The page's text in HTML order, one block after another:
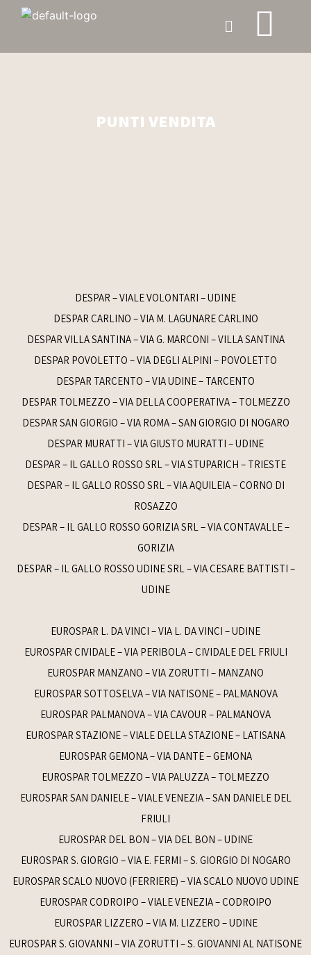
PUNTI VENDITA
DESPAR – VIALE VOLONTARI – UDINE
DESPAR CARLINO – VIA M. LAGUNARE CARLINO
DESPAR VILLA SANTINA – VIA G. MARCONI – VILLA SANTINA
DESPAR POVOLETTO – VIA DEGLI ALPINI – POVOLETTO
DESPAR TARCENTO – VIA UDINE – TARCENTO
DESPAR TOLMEZZO – VIA DELLA COOPERATIVA – TOLMEZZO
DESPAR SAN GIORGIO – VIA ROMA – SAN GIORGIO DI NOGARO
DESPAR MURATTI – VIA GIUSTO MURATTI – UDINE
DESPAR – IL GALLO ROSSO SRL – VIA STUPARICH – TRIESTE
DESPAR – IL GALLO ROSSO SRL – VIA AQUILEIA – CORNO DI
ROSAZZO
DESPAR – IL GALLO ROSSO GORIZIA SRL – VIA CONTAVALLE –
GORIZIA
DESPAR – IL GALLO ROSSO UDINE SRL – VIA CESARE BATTISTI –
UDINE
EUROSPAR L. DA VINCI – VIA L. DA VINCI – UDINE
EUROSPAR CIVIDALE – VIA PERIBOLA – CIVIDALE DEL FRIULI
EUROSPAR MANZANO – VIA ZORUTTI – MANZANO
EUROSPAR SOTTOSELVA – VIA NATISONE – PALMANOVA
EUROSPAR PALMANOVA – VIA CAVOUR – PALMANOVA
EUROSPAR STAZIONE – VIALE DELLA STAZIONE – LATISANA
EUROSPAR GEMONA – VIA DANTE – GEMONA
EUROSPAR TOLMEZZO – VIA PALUZZA – TOLMEZZO
EUROSPAR SAN DANIELE – VIALE VENEZIA – SAN DANIELE DEL
FRIULI
EUROSPAR DEL BON – VIA DEL BON – UDINE
EUROSPAR S. GIORGIO – VIA E. FERMI – S. GIORGIO DI NOGARO
EUROSPAR SCALO NUOVO (FERRIERE) – VIA SCALO NUOVO UDINE
EUROSPAR CODROIPO – VIALE VENEZIA – CODROIPO
EUROSPAR LIZZERO – VIA M. LIZZERO – UDINE
EUROSPAR S. GIOVANNI – VIA ZORUTTI – S. GIOVANNI AL NATISONE